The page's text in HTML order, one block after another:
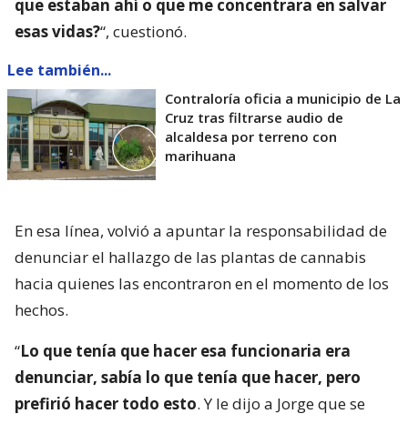
que estaban ahí o que me concentrara en salvar
esas vidas?“, cuestionó.
Lee también...
Contraloría oficia a municipio de La
Cruz tras filtrarse audio de
alcaldesa por terreno con
marihuana
En esa línea, volvió a apuntar la responsabilidad de
denunciar el hallazgo de las plantas de cannabis
hacia quienes las encontraron en el momento de los
hechos.
“Lo que tenía que hacer esa funcionaria era
denunciar, sabía lo que tenía que hacer, pero
prefirió hacer todo esto. Y le dijo a Jorge que se